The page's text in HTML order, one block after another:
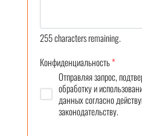
255characters remaining.
Конфиденциальность*
Отправляя запрос,
обработку и
данных согласно
законодательству.